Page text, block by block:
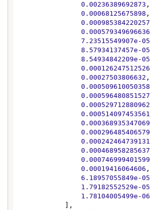
0.00236389692873 ,
0.00068125675898 ,
0.000985384220257
0.000579349696636
7.23515549907e-05
8.57934137457e-05
8.54934842209e-05
0.000126247512526
0.00027503806632 ,
0.000509610050358
0.000596480851527
0.000529712880962
0.000514097453561
0.000368935347069
0.000296485406579
0.000242464739131
0.000468958285637
0.000746999401599
0.00019416064606 ,
6.18957055849e-05
1.79182552529e-05
1.78104005499e-06